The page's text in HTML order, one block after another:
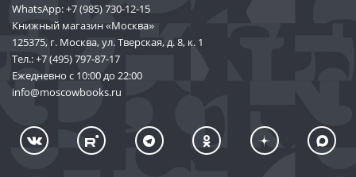
WhatsApp:+7 (985) 730-12-15
Книжный магазин «Москва»
125375, г. Москва, ул. Тверская, д. 8, к. 1
Тел.:+7 (495) 797-87-17
Ежедневно с 10:00 до 22:00
info@moscowbooks.ru